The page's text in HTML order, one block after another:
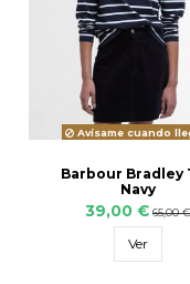
Avísame cuando
Barbour Bradley
Navy
39,00 € 65,00 €
Ver